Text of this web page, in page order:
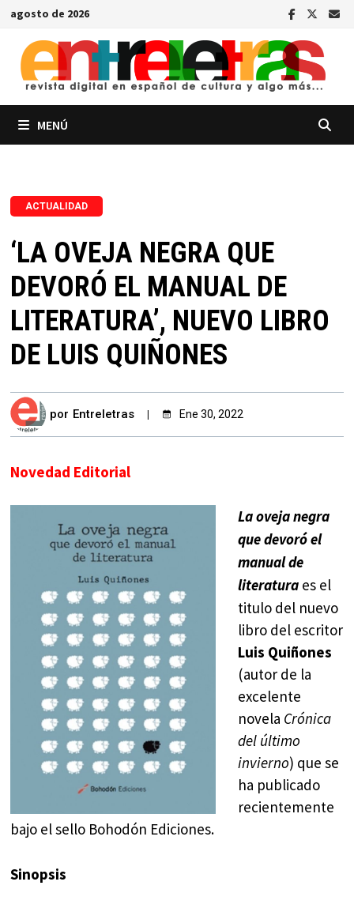
Saltar
contenido
agosto de 2026
MENÚ
ACTUALIDAD
‘LA OVEJA NEGRA QUE
DEVORÓ EL MANUAL DE
LITERATURA’, NUEVO LIBRO
DE LUIS QUIÑONES
por Entreletras Ene 30, 2022
Novedad Editorial
La oveja negra
que devoró el
manual de
literatura es el
titulo del nuevo
libro del escritor
Luis Quiñones
(autor de la
excelente
novela Crónica
del último
invierno) que se
ha publicado
recientemente
bajo el sello Bohodón Ediciones.
Sinopsis